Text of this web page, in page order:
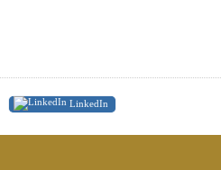
LinkedIn